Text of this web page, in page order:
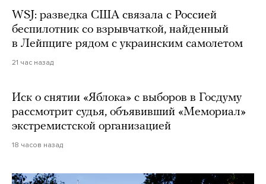
WSJ: разведка США связала с Россией
беспилотник со взрывчаткой, найденный
в Лейпциге рядом с украинским самолетом
21 час назад
Иск о снятии «Яблока» с выборов в Госдуму
рассмотрит судья, объявивший «Мемориал»
экстремистской организацией
18 часов назад